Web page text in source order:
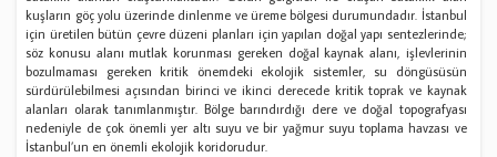
kuşların göç yolu üzerinde dinlenme ve üreme bölgesi durumundadır. İstanbul
için üretilen bütün çevre düzeni planları için yapılan doğal yapı sentezlerinde;
söz konusu alanı mutlak korunması gereken doğal kaynak alanı, işlevlerinin
bozulmaması gereken kritik önemdeki ekolojik sistemler, su döngüsüsün
sürdürülebilmesi açısından birinci ve ikinci derecede kritik toprak ve kaynak
alanları olarak tanımlanmıştır. Bölge barındırdığı dere ve doğal topografyası
nedeniyle de çok önemli yer altı suyu ve bir yağmur suyu toplama havzası ve
İstanbul’un en önemli ekolojik koridorudur.